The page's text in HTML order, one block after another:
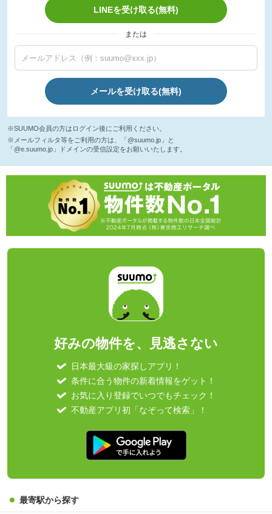
LINEを受け取る(無料)
または
メールを受け取る(無料)
※SUUMO会員の方はログイン後にご利用ください。
※メールフィルタ等をご利用の方は、「@suumo.jp」と
「@e.suumo.jp」ドメインの受信設定をお願いいたします。
好みの物件を、見逃さない
日本最大級の家探しアプリ！
条件に合う物件の新着情報をゲット！
お気に入り登録でいつでもチェック！
不動産アプリ初「なぞって検索」！
最寄駅から探す